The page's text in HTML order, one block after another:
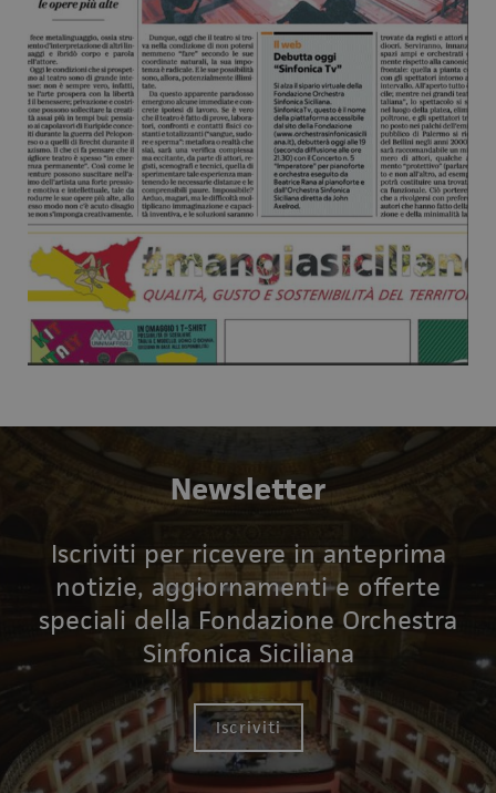
Newsletter
Iscriviti per ricevere in anteprima
notizie, aggiornamenti e offerte
speciali della Fondazione Orchestra
Sinfonica Siciliana
Iscriviti